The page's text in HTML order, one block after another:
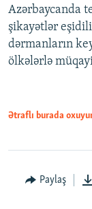
Azərbaycanda
şikayətlər
dərmanların
ölkələrlə
Ətraflı burada
Paylaş